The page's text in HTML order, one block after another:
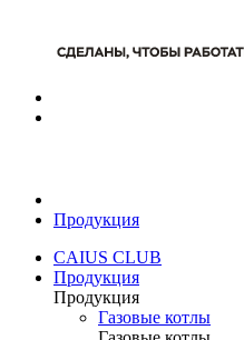
Продукция
CAIUS CLUB
Продукция
Продукция
Газовые котлы